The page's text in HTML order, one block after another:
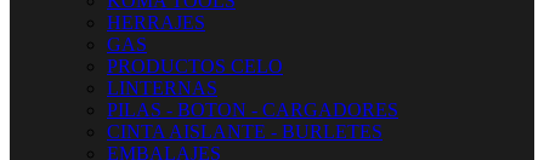
HERRAJES
GAS
PRODUCTOS CELO
LINTERNAS
PILAS - BOTON - CARGADORES
CINTA AISLANTE - BURLETES
EMBALAJES